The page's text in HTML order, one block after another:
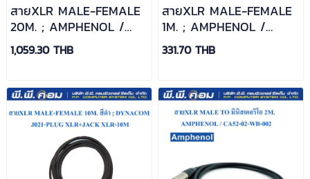
สายXLR MALE-FEMALE
20M. ; AMPHENOL /
CA03-04-C-020
1,059.30 THB
สายXLR MALE-FEMALE
1M. ; AMPHENOL /
CA01-02-C-001
331.70 THB